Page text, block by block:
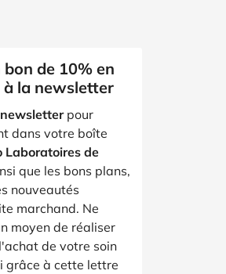
bon de 10% en
la newsletter
newsletterpour
dans votre boîte
Laboratoires de
que les bons plans,
nouveautés
marchand. Ne
moyen de réaliser
de votre soin
grâce à cette lettre